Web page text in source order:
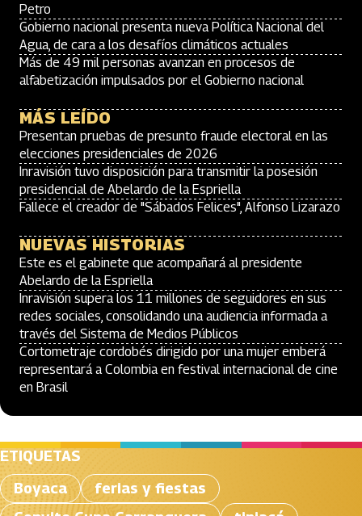
Petro
Gobierno nacional presenta nueva Política Nacional del
Agua, de cara a los desafíos climáticos actuales
Más de 49 mil personas avanzan en procesos de
alfabetización impulsados por el Gobierno nacional
MÁS LEÍDO
Presentan pruebas de presunto fraude electoral en las
elecciones presidenciales de 2026
Inravisión tuvo disposición para transmitir la posesión
presidencial de Abelardo de la Espriella
Fallece el creador de "Sábados Felices", Alfonso Lizarazo
NUEVAS HISTORIAS
Este es el gabinete que acompañará al presidente
Abelardo de la Espriella
Inravisión supera los 11 millones de seguidores en sus
redes sociales, consolidando una audiencia informada a
través del Sistema de Medios Públicos
Cortometraje cordobés dirigido por una mujer emberá
representará a Colombia en festival internacional de cine
en Brasil
ETIQUETAS
Boyaca
ferias y fiestas